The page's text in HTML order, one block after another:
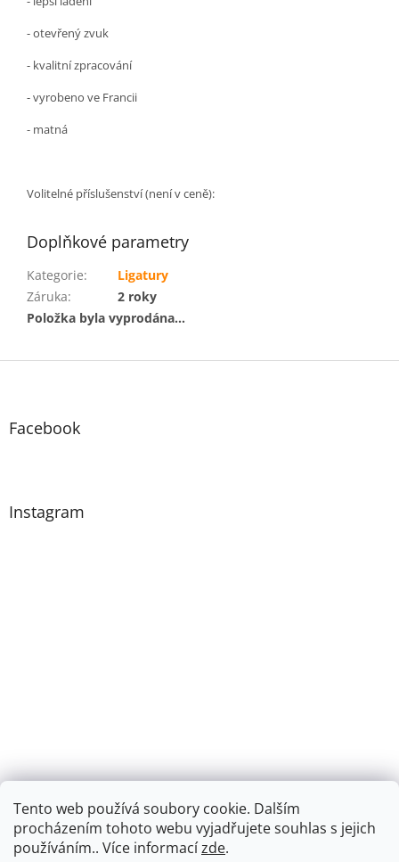
Tento web používá soubory cookie. Dalším
procházením tohoto webu vyjadřujete souhlas s jejich
používáním.. Více informacízde.
- otevřený zvuk
- kvalitní zpracování
- vyrobeno ve Francii
- matná
Volitelné příslušenství (není v ceně):
Doplňkové parametry
Kategorie:
Ligatury
Záruka:
2 roky
Položka byla vyprodána…
Z
Facebook
Instagram
Sledovat na Instagramu